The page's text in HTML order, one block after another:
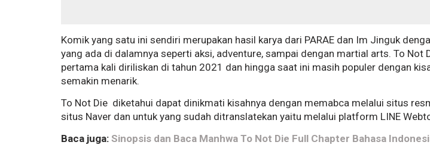
Komik yang satu ini sendiri merupakan hasil karya dari PARAE dan Im Jinguk
yang ada di dalamnya seperti aksi, adventure, sampai dengan martial arts. To Not
pertama kali diriliskan di tahun 2021 dan hingga saat ini masih populer dengan
semakin menarik.
To Not Die diketahui dapat dinikmati kisahnya dengan memabca melalui situs
situs Naver dan untuk yang sudah ditranslatekan yaitu melalui platform LINE
Baca juga: Sinopsis dan Baca Manhwa To Not Die Full Chapter Bahasa